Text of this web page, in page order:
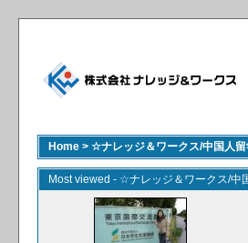
Home > ☆ナレッジ＆ワークス/中国人
Most viewed - ☆ナレッジ＆ワークス/中